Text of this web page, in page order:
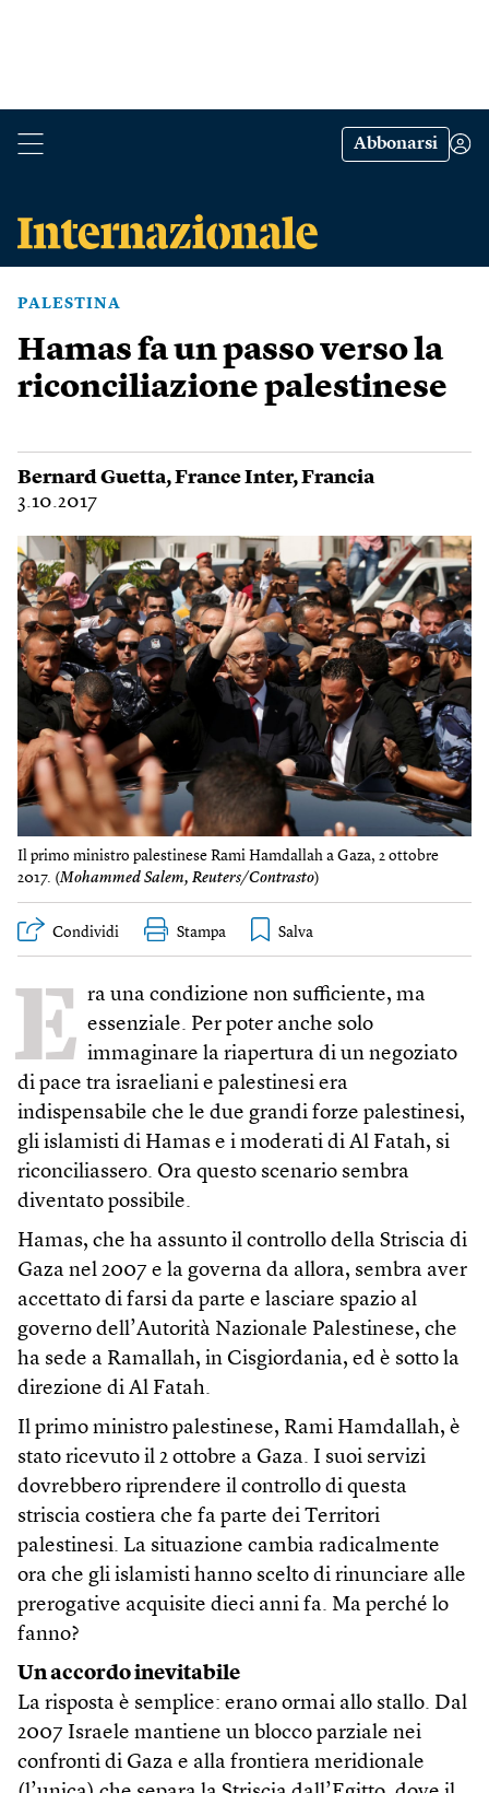
Abbonarsi
PALESTINA
Hamas fa un passo verso la
riconciliazione palestinese
Bernard Guetta,France Inter,Francia
3.10.2017
Il primo ministro palestinese Rami Hamdallah a Gaza, 2 ottobre
2017. (Mohammed Salem, Reuters/Contrasto)
Condividi Stampa
E ra una condizione non sufficiente, ma
essenziale. Per poter anche solo
immaginare la riapertura di un negoziato
di pace tra israeliani e palestinesi era
indispensabile che le due grandi forze palestinesi,
gli islamisti di Hamas e i moderati di Al Fatah, si
riconciliassero. Ora questo scenario sembra
diventato possibile.
Hamas, che ha assunto il controllo della Striscia di
Gaza nel 2007 e la governa da allora, sembra aver
accettato di farsi da parte e lasciare spazio al
governo dell’Autorità Nazionale Palestinese, che
ha sede a Ramallah, in Cisgiordania, ed è sotto la
direzione di Al Fatah.
Il primo ministro palestinese, Rami Hamdallah, è
stato ricevuto il 2 ottobre a Gaza. I suoi servizi
dovrebbero riprendere il controllo di questa
striscia costiera che fa parte dei Territori
palestinesi. La situazione cambia radicalmente
ora che gli islamisti hanno scelto di rinunciare alle
prerogative acquisite dieci anni fa. Ma perché lo
fanno?
Un accordo inevitabile
La risposta è semplice: erano ormai allo stallo. Dal
2007 Israele mantiene un blocco parziale nei
confronti di Gaza e alla frontiera meridionale